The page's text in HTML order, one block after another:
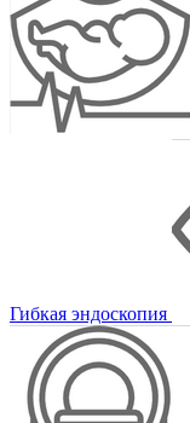
Гибкая эндоскопия